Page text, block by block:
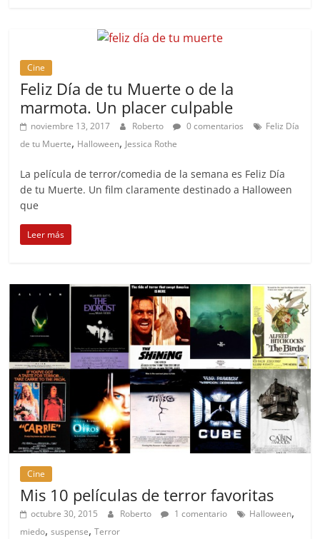
Cine
Feliz Día de tu Muerte o de la
marmota. Un placer culpable
noviembre 13, 2017 Roberto 0 comentarios
Feliz Día
de tu Muerte, Halloween, Jessica Rothe
La película de terror/comedia de la semana es Feliz Día
de tu Muerte. Un film claramente destinado a Halloween
que
Leer más
Cine
Mis 10 películas de terror favoritas
octubre 30, 2015 Roberto 1 comentario Halloween,
miedo,suspense,Terror